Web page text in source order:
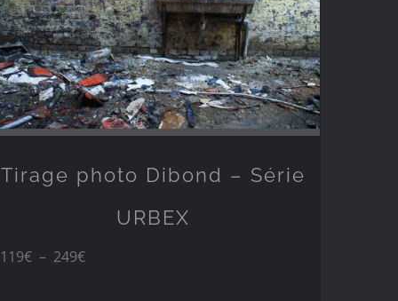
Tirage photo Dibond – Série
URBEX
119€ – 249€Plage